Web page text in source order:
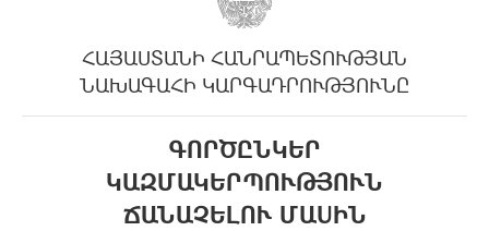
ՀԱՅԱՍՏԱՆԻ ՀԱՆՐԱՊԵՏՈՒԹՅԱՆ
ՆԱԽԱԳԱՀԻ ԿԱՐԳԱԴՐՈՒԹՅՈՒՆԸ
ԳՈՐԾԸՆԿԵՐ
ԿԱԶՄԱԿԵՐՊՈՒԹՅՈՒՆ
ՃԱՆԱՉԵԼՈՒ ՄԱUԻՆ